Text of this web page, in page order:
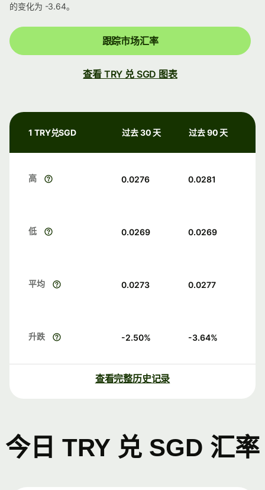
的变化为 -3.64。
跟踪市场汇率
查看 TRY 兑 SGD 图表
1 TRY兑SGD 过去 30 天 过去 90 天
高 0.0276 0.0281
低 0.0269 0.0269
平均 0.0273 0.0277
升跌 -2.50% -3.64%
查看完整历史记录
今日 TRY 兑 SGD 汇率